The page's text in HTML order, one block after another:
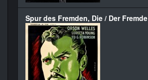
Spur des Fremden, Die / Der Fremde